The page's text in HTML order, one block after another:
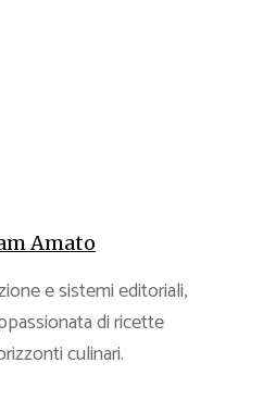
Amato
e sistemi editoriali,
di ricette
culinari.